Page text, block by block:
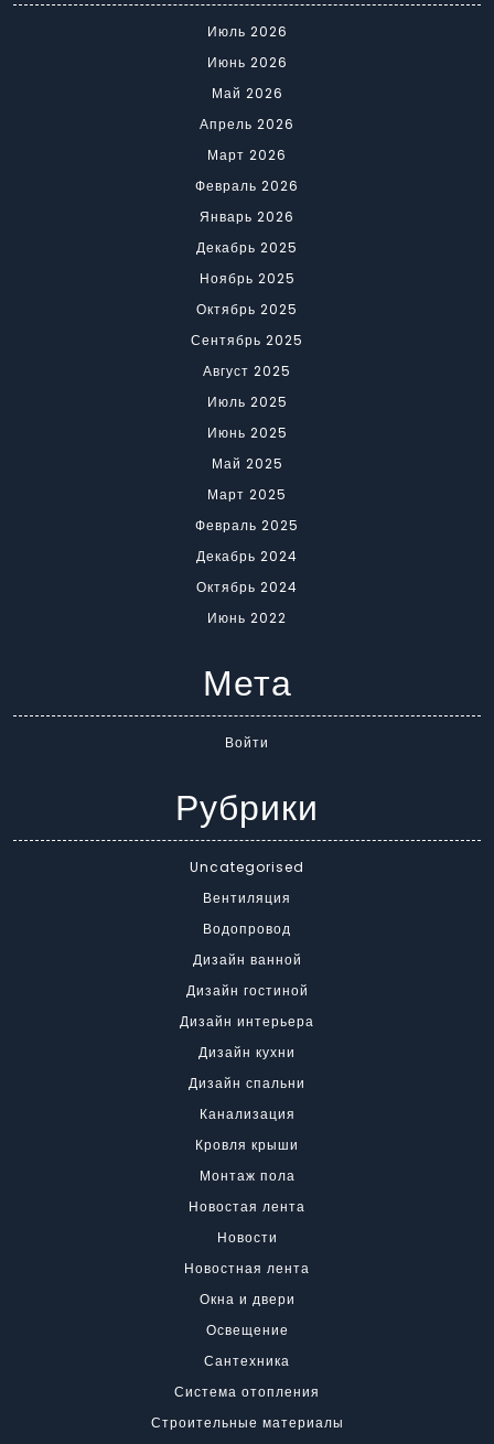
Июль 2026
Июнь 2026
Май 2026
Апрель 2026
Март 2026
Февраль 2026
Январь 2026
Декабрь 2025
Ноябрь 2025
Октябрь 2025
Сентябрь 2025
Август 2025
Июль 2025
Июнь 2025
Май 2025
Март 2025
Февраль 2025
Декабрь 2024
Октябрь 2024
Июнь 2022
Мета
Войти
Рубрики
Uncategorised
Вентиляция
Водопровод
Дизайн ванной
Дизайн гостиной
Дизайн интерьера
Дизайн кухни
Дизайн спальни
Канализация
Кровля крыши
Монтаж пола
Новостая лента
Новости
Новостная лента
Окна и двери
Освещение
Сантехника
Система отопления
Строительные материалы